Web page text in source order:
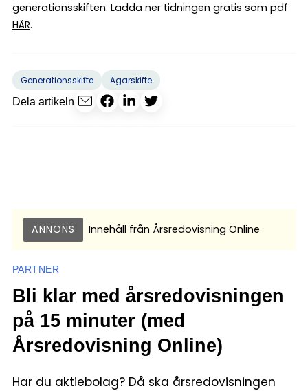
generationsskiften. Ladda ner tidningen gratis som pdf
HÄR.
Generationsskifte
Ägarskifte
Dela artikeln
ANNONS Innehåll från Årsredovisning Online
PARTNER
Bli klar med årsredovisningen
på 15 minuter (med
Årsredovisning Online)
Har du aktiebolag? Då ska årsredovisningen